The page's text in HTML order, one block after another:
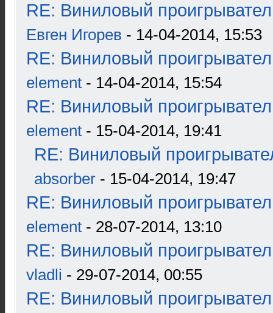
RE: Виниловый
Евген Игорев - 14-04-2014, 15:53
RE: Виниловый
element - 14-04-2014, 15:54
RE: Виниловый
element - 15-04-2014, 19:41
RE: Виниловый
absorber - 15-04-2014, 19:47
RE: Виниловый
element - 28-07-2014, 13:10
RE: Виниловый
vladli - 29-07-2014, 00:55
RE: Виниловый